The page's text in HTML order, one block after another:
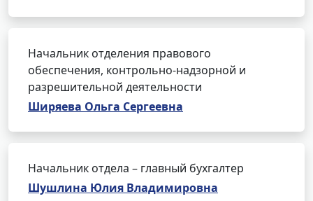
Начальник отделения правового
обеспечения, контрольно-надзорной и
разрешительной деятельности
Ширяева Ольга Сергеевна
Начальник отдела – главный бухгалтер
Шушлина Юлия Владимировна